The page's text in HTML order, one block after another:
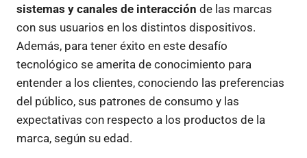
sistemas y canales de interacción de las marcas
con sus usuarios en los distintos dispositivos.
Además, para tener éxito en este desafío
tecnológico se amerita de conocimiento para
entender a los clientes, conociendo las preferencias
del público, sus patrones de consumo y las
expectativas con respecto a los productos de la
marca, según su edad.